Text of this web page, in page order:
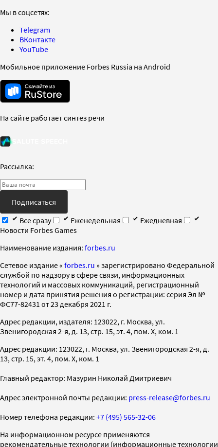
Мы в соцсетях:
Telegram
ВКонтакте
YouTube
Мобильное приложение Forbes Russia на Android
На сайте работает синтез речи
Рассылка:
Подписаться
Все сразу
Еженедельная
Ежедневная
Новости Forbes Games
Наименование издания: forbes.ru
Cетевое издание « forbes.ru » зарегистрировано Федеральной
службой по надзору в сфере связи, информационных
технологий и массовых коммуникаций, регистрационный
номер и дата принятия решения о регистрации: серия Эл №
ФС77-82431 от 23 декабря 2021 г.
Адрес редакции, издателя: 123022, г. Москва, ул.
Звенигородская 2-я, д. 13, стр. 15, эт. 4, пом. X, ком. 1
Адрес редакции: 123022, г. Москва, ул. Звенигородская 2-я, д.
13, стр. 15, эт. 4, пом. X, ком. 1
Главный редактор: Мазурин Николай Дмитриевич
Адрес электронной почты редакции: press-release@forbes.ru
Номер телефона редакции: +7 (495) 565-32-06
На информационном ресурсе применяются
рекомендательные технологии (информационные технологии